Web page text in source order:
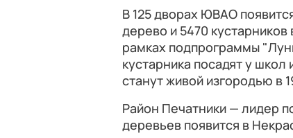
В 125 дворах ЮВАО
дерево и 5470
рамках подпрограммы
кустарника посадят у школ
станут живой изгородью в
Район Печатники — лидер
деревьев появится в